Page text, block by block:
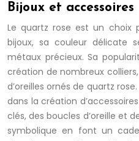
Bijoux et accessoires
Le quartz rose est un choix
bijoux, sa couleur délicate
métaux précieux. Sa
création de nombreux
d’oreilles ornés de quartz
dans la création
clés, des boucles d’oreille et
symbolique en font un